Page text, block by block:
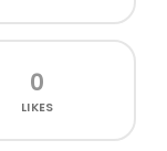
0
LIKES